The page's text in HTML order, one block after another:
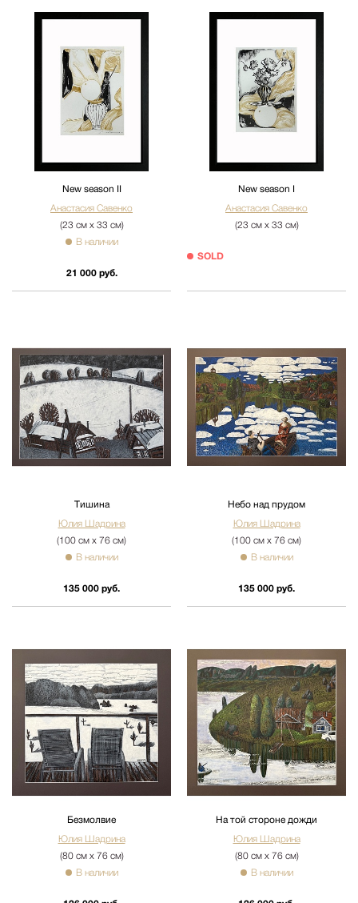
New season II
Анастасия Савенко
(23 см х 33 см)
В наличии
21 000 руб.
New season I
Анастасия Савенко
(23 см х 33 см)
SOLD
Тишина
Юлия Шадрина
(100 см х 76 см)
В наличии
135 000 руб.
Небо над прудом
Юлия Шадрина
(100 см х 76 см)
В наличии
135 000 руб.
Безмолвие
Юлия Шадрина
(80 см х 76 см)
В наличии
На той стороне дожди
Юлия Шадрина
(80 см х 76 см)
В наличии